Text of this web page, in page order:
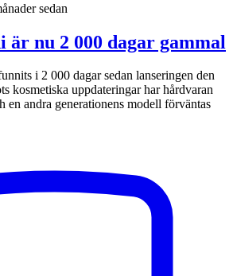
sedan
är nu 2 000 dagar gammal
i 2 000 dagar sedan lanseringen den
kosmetiska uppdateringar har hårdvaran
andra generationens modell förväntas